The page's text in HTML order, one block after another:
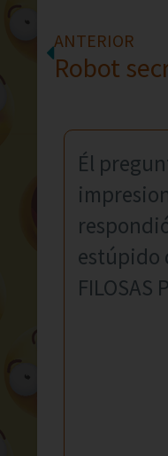
ANTERIOR
Robot
Él
estúpido
FILOSAS